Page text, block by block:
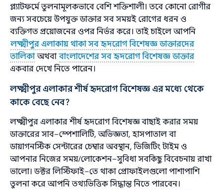
প্ল্যাটফর্মে তুলনামূলকভাবে বেশি শক্তিশালী। তবে কোনো রোগীর
জন্য সবচেয়ে উপযুক্ত ডাক্তার সব সময়ই রোগের ধরন ও
ব্যক্তিগত প্রয়োজনের ওপর নির্ভর করে। তাই চাইলে আপনি
লক্ষ্মীপুর এলাকায় থাকা সব হৃদরোগ বিশেষজ্ঞ ডাক্তারদের
তালিকাঅথবাবাংলাদেশের সব হৃদরোগ বিশেষজ্ঞ ডাক্তার
একবার দেখে নিতে পারেন।
লক্ষ্মীপুর এলাকার শীর্ষ হৃদরোগ বিশেষজ্ঞ এর মধ্যে থেকে
কাকে বেছে নেব?
লক্ষ্মীপুর এলাকার শীর্ষ হৃদরোগ বিশেষজ্ঞ বাছাই করার সময়
ডাক্তারের সাব–স্পেশালিটি, অভিজ্ঞতা, হাসপাতাল বা
ডায়াগনস্টিক সেন্টারের চেম্বার অবস্থান, ভিজিটিং টাইম ও
আপনার নিজের সময়/লোকেশন–সুবিধা সবকিছু বিবেচনায় রাখা
ভালো। ডক্টর লিস্টিফাই–তে থাকা প্রোফাইলগুলো পাশাপাশি
তুলনা করে আপনি তথ্যভিত্তিক সিদ্ধান্ত নিতে পারবেন।